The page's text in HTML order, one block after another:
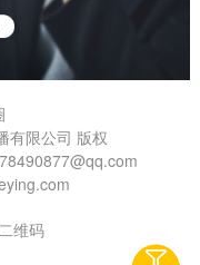
有限公司 版权
维码